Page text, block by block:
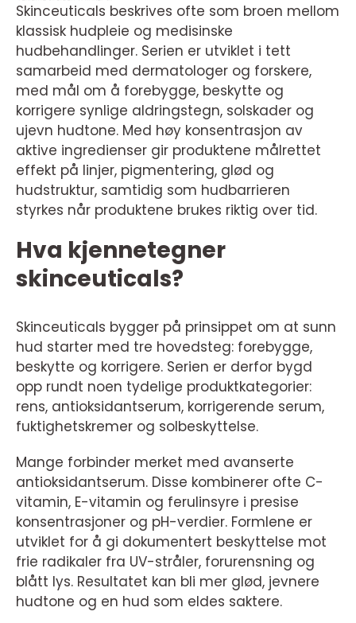
Skinceuticals beskrives ofte som broen mellom
klassisk hudpleie og medisinske
hudbehandlinger. Serien er utviklet i tett
samarbeid med dermatologer og forskere,
med mål om å forebygge, beskytte og
korrigere synlige aldringstegn, solskader og
ujevn hudtone. Med høy konsentrasjon av
aktive ingredienser gir produktene målrettet
effekt på linjer, pigmentering, glød og
hudstruktur, samtidig som hudbarrieren
styrkes når produktene brukes riktig over tid.
Hva kjennetegner
skinceuticals?
Skinceuticals bygger på prinsippet om at sunn
hud starter med tre hovedsteg: forebygge,
beskytte og korrigere. Serien er derfor bygd
opp rundt noen tydelige produktkategorier:
rens, antioksidantserum, korrigerende serum,
fuktighetskremer og solbeskyttelse.
Mange forbinder merket med avanserte
antioksidantserum. Disse kombinerer ofte C-
vitamin, E-vitamin og ferulinsyre i presise
konsentrasjoner og pH-verdier. Formlene er
utviklet for å gi dokumentert beskyttelse mot
frie radikaler fra UV-stråler, forurensning og
blått lys. Resultatet kan bli mer glød, jevnere
hudtone og en hud som eldes saktere.